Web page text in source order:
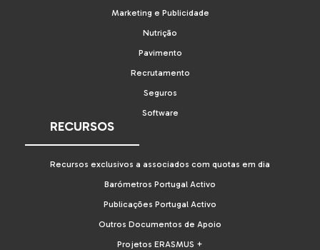
Marketing e Publicidade
Nutrição
Pavimento
Recrutamento
Seguros
Software
RECURSOS
Recursos exclusivos a associados com quotas em dia
Barómetros Portugal Activo
Publicações Portugal Activo
Outros Documentos de Apoio
Projetos ERASMUS +